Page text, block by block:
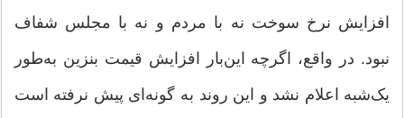
افزایش نرخ سوخت نه با مردم و نه با مجلس شفاف
نبود. در واقع، اگرچه این‌بار افزایش قیمت بنزین به‌طور
یک‌شبه اعلام نشد و این روند به گونه‌ای پیش نرفته است